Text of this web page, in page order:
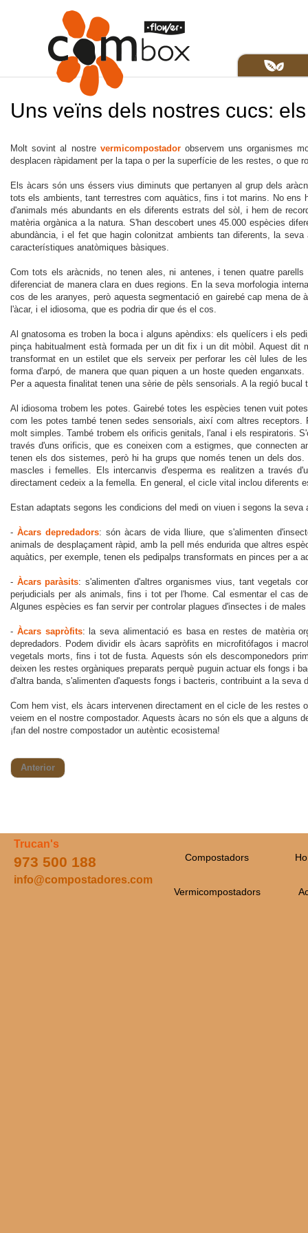
Uns veïns dels nostres cucs:
Molt sovint al nostre vermicompostadorobservem uns organismes
desplacen ràpidament per la tapa o per la superfície de les restes, o que
Els àcars són uns éssers vius diminuts que pertanyen al grup dels
tots els ambients, tant terrestres com aquàtics, fins i tot marins. No ens
d'animals més abundants en els diferents estrats del sòl, i hem de
matèria orgànica a la natura. S'han descobert unes 45.000 espècies
abundància, i el fet que hagin colonitzat ambients tan diferents, la
característiques anatòmiques bàsiques.
Com tots els aràcnids, no tenen ales, ni antenes, i tenen quatre
diferenciat de manera clara en dues regions. En la seva morfologia
cos de les aranyes, però aquesta segmentació en gairebé cap mena
l'àcar, i el idiosoma, que es podria dir que és el cos.
Al gnatosoma es troben la boca i alguns apèndixs: els quelícers i els
pinça habitualment està formada per un dit fix i un dit mòbil. Aquest
transformat en un estilet que els serveix per perforar les cèl lules de
forma d'arpó, de manera que quan piquen a un hoste queden
Per a aquesta finalitat tenen una sèrie de pèls sensorials. A la regió
Al idiosoma trobem les potes. Gairebé totes les espècies tenen vuit
com les potes també tenen sedes sensorials, així com altres
molt simples. També trobem els orificis genitals, l'anal i els respiratoris.
través d'uns orificis, que es coneixen com a estigmes, que connecten
tenen els dos sistemes, però hi ha grups que només tenen un dels
mascles i femelles. Els intercanvis d'esperma es realitzen a través
directament cedeix a la femella. En general, el cicle vital inclou diferents
Estan adaptats segons les condicions del medi on viuen i segons la
- Àcars depredadors: són àcars de vida lliure, que s'alimenten
animals de desplaçament ràpid, amb la pell més endurida que altres
aquàtics, per exemple, tenen els pedipalps transformats en pinces per a
- Àcars paràsits: s'alimenten d'altres organismes vius, tant vegetals
perjudicials per als animals, fins i tot per l'home. Cal esmentar el cas
Algunes espècies es fan servir per controlar plagues d'insectes i de
- Àcars sapròfits: la seva alimentació es basa en restes de matèria
depredadors. Podem dividir els àcars sapròfits en microfitófagos i
vegetals morts, fins i tot de fusta. Aquests són els descomponedors
deixen les restes orgàniques preparats perquè puguin actuar els fongs i
d'altra banda, s'alimenten d'aquests fongs i bacteris, contribuint a la seva
Com hem vist, els àcars intervenen directament en el cicle de les restes
veiem en el nostre compostador. Aquests àcars no són els que a alguns
¡fan del nostre compostador un autèntic ecosistema!
Anterior
Trucan's
973 500 188
info@compostadores.com
Compostadors
Vermicompostadors